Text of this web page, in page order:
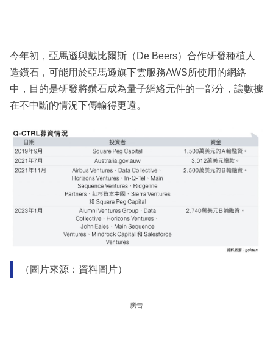
今年初，亞馬遜與戴比爾斯（De Beers）合作研發種植人
造鑽石，可能用於亞馬遜旗下雲服務AWS所使用的網絡
中，目的是研發將鑽石成為量子網絡元件的一部分，讓數據
在不中斷的情況下傳輸得更遠。
（圖片來源：資料圖片）
廣告